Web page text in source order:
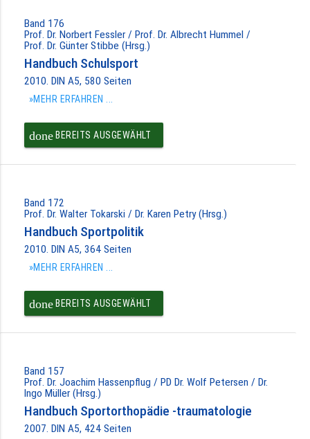
Band 176
Prof. Dr. Norbert Fessler / Prof. Dr. Albrecht Hummel /
Prof. Dr. Günter Stibbe (Hrsg.)
Handbuch Schulsport
2010. DIN A5, 580 Seiten
»MEHR ERFAHREN ...
doneBEREITS AUSGEWÄHLT
Band 172
Prof. Dr. Walter Tokarski / Dr. Karen Petry (Hrsg.)
Handbuch Sportpolitik
2010. DIN A5, 364 Seiten
»MEHR ERFAHREN ...
doneBEREITS AUSGEWÄHLT
Band 157
Prof. Dr. Joachim Hassenpflug / PD Dr. Wolf Petersen / Dr.
Ingo Müller (Hrsg.)
Handbuch Sportorthopädie -traumatologie
2007. DIN A5, 424 Seiten